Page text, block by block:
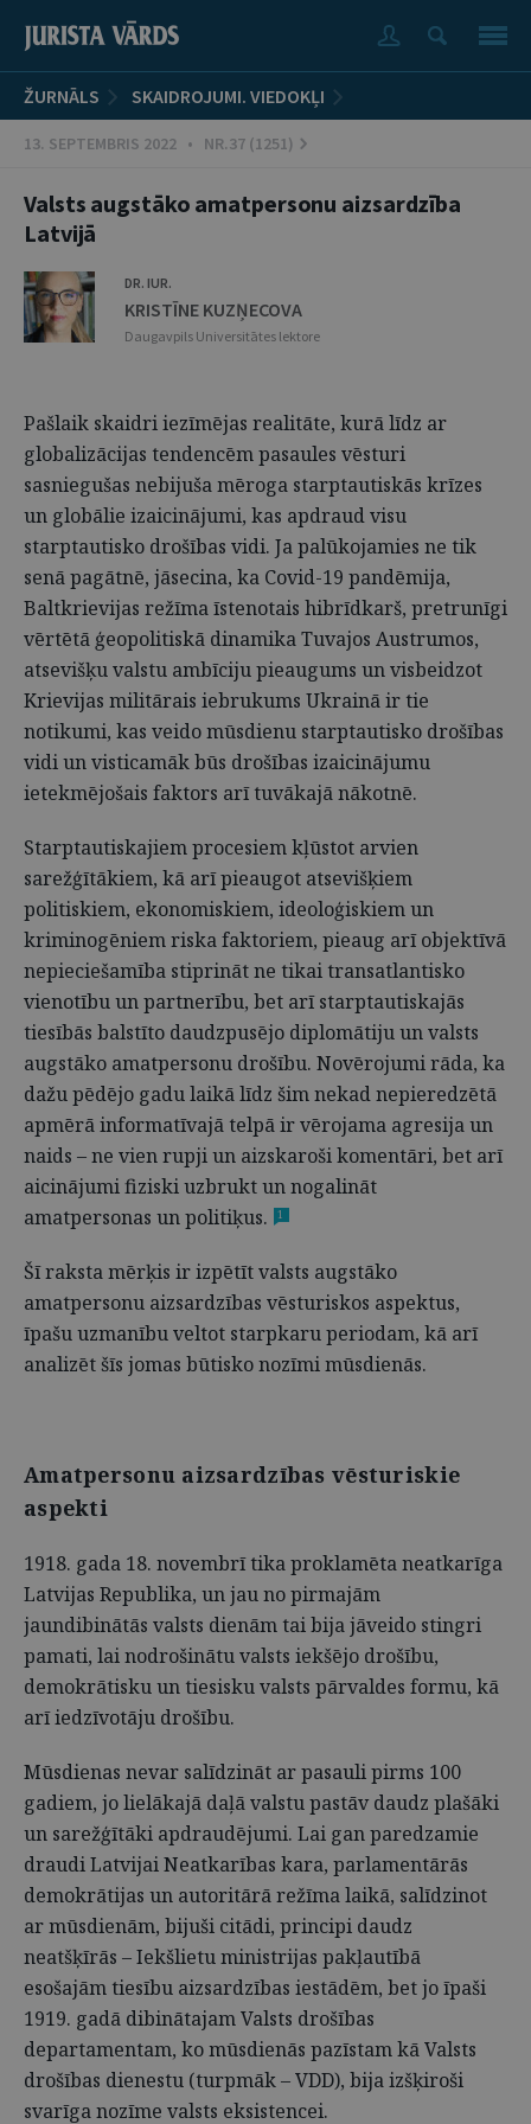
ŽURNĀLS SKAIDROJUMI. VIEDOKĻI
13. SEPTEMBRIS 2022 • NR.37 (1251)
Valsts augstāko amatpersonu aizsardzība
Latvijā
DR. IUR.
KRISTĪNE KUZŅECOVA
Daugavpils Universitātes lektore
Pašlaik skaidri iezīmējas realitāte, kurā līdz ar
globalizācijas tendencēm pasaules vēsturi
sasniegušas nebijuša mēroga starptautiskās krīzes
un globālie izaicinājumi, kas apdraud visu
starptautisko drošības vidi. Ja palūkojamies ne tik
senā pagātnē, jāsecina, ka Covid-19 pandēmija,
Baltkrievijas režīma īstenotais hibrīdkarš, pretrunīgi
vērtētā ģeopolitiskā dinamika Tuvajos Austrumos,
atsevišķu valstu ambīciju pieaugums un visbeidzot
Krievijas militārais iebrukums Ukrainā ir tie
notikumi, kas veido mūsdienu starptautisko drošības
vidi un visticamāk būs drošības izaicinājumu
ietekmējošais faktors arī tuvākajā nākotnē.
Starptautiskajiem procesiem kļūstot arvien
sarežģītākiem, kā arī pieaugot atsevišķiem
politiskiem, ekonomiskiem, ideoloģiskiem un
kriminogēniem riska faktoriem, pieaug arī objektīvā
nepieciešamība stiprināt ne tikai transatlantisko
vienotību un partnerību, bet arī starptautiskajās
tiesībās balstīto daudzpusējo diplomātiju un valsts
augstāko amatpersonu drošību. Novērojumi rāda, ka
dažu pēdējo gadu laikā līdz šim nekad nepieredzētā
apmērā informatīvajā telpā ir vērojama agresija un
naids – ne vien rupji un aizskaroši komentāri, bet arī
aicinājumi fiziski uzbrukt un nogalināt
amatpersonas un politiķus.
1
Šī raksta mērķis ir izpētīt valsts augstāko
amatpersonu aizsardzības vēsturiskos aspektus,
īpašu uzmanību veltot starpkaru periodam, kā arī
analizēt šīs jomas būtisko nozīmi mūsdienās.
Amatpersonu aizsardzības vēsturiskie
aspekti
1918. gada 18. novembrī tika proklamēta neatkarīga
Latvijas Republika, un jau no pirmajām
jaundibinātās valsts dienām tai bija jāveido stingri
pamati, lai nodrošinātu valsts iekšējo drošību,
demokrātisku un tiesisku valsts pārvaldes formu, kā
arī iedzīvotāju drošību.
Mūsdienas nevar salīdzināt ar pasauli pirms 100
gadiem, jo lielākajā daļā valstu pastāv daudz plašāki
un sarežģītāki apdraudējumi. Lai gan paredzamie
draudi Latvijai Neatkarības kara, parlamentārās
demokrātijas un autoritārā režīma laikā, salīdzinot
ar mūsdienām, bijuši citādi, principi daudz
neatšķīrās – Iekšlietu ministrijas pakļautībā
esošajām tiesību aizsardzības iestādēm, bet jo īpaši
1919. gadā dibinātajam Valsts drošības
departamentam, ko mūsdienās pazīstam kā Valsts
drošības dienestu (turpmāk – VDD), bija izšķiroši
svarīga nozīme valsts eksistencei.